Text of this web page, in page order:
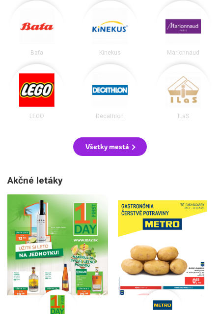
Baťa Kinekus Marionnaud
LEGO Decathlon ILaS
Všetky mestá
Akčné letáky